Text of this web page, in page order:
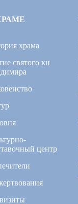
храма
святого кн
центр